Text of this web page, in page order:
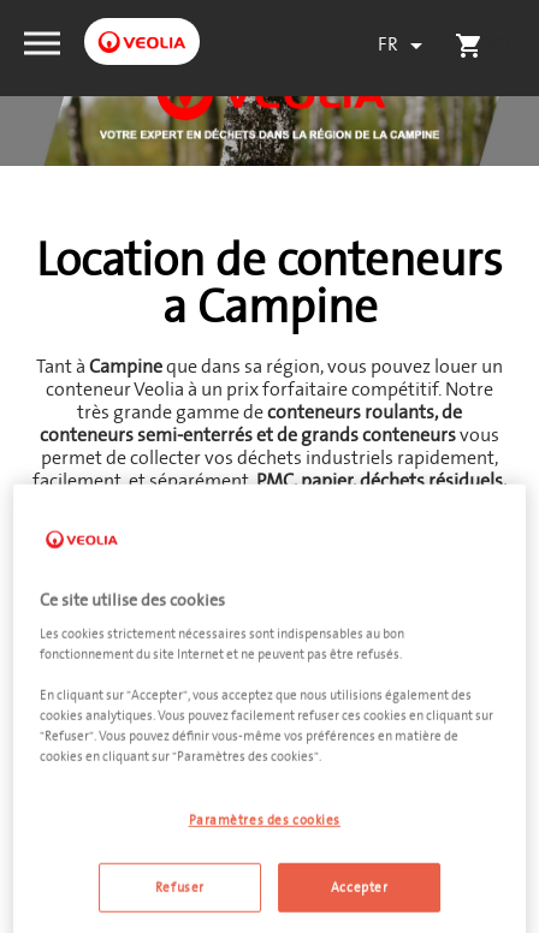
shopping_cart
FR 
Location de conteneurs
a Campine
Tant àCampineque dans sa région, vous pouvez louer un
conteneur Veolia à un prix forfaitaire compétitif. Notre
très grande gamme deconteneurs roulants, de
conteneurs semi-enterrés et de grands conteneursvous
permet de collecter vos déchets industriels rapidement,
facilement, et séparément. PMC, papier, déchets résiduels,
volume de déchets, nous vous fournissons en un rien de
Un devis pour vos déchets
industriels
Vous cherchez une solution pour les déchets au sein de votre
entreprise. Vous trouverez ci-dessous tous les conteneurs et
Ce site utilise des cookies
Les cookies strictement nécessaires sont indispensables au bon
fonctionnement du site Internet et ne peuvent pas être refusés.
En cliquant sur "Accepter", vous acceptez que nous utilisions également des
cookies analytiques. Vous pouvez facilement refuser ces cookies en cliquant sur
"Refuser". Vous pouvez définir vous-même vos préférences en matière de
cookies en cliquant sur "Paramètres des cookies".
Paramètres des cookies
Refuser Accepter